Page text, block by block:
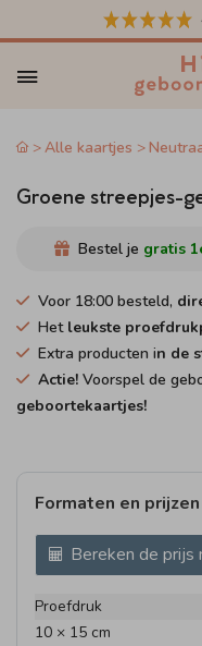
Alle kaartjes
Groene streepjes-
Bestel je gratis
Voor 18:00 besteld,
Het leukste
Extra producten in de
Actie! Voorspel de
geboortekaartjes!
Formaten en prijzen
Bereken de prijs
Proefdruk
10 × 15 cm